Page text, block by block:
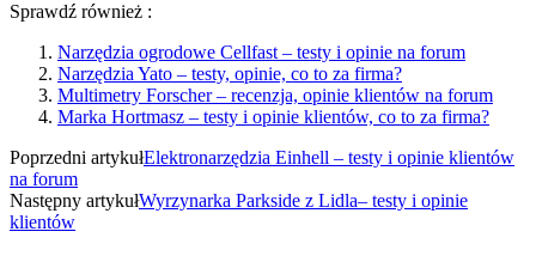
Sprawdź również :
Narzędzia ogrodowe Cellfast – testy i opinie na forum
Narzędzia Yato – testy, opinie, co to za firma?
Multimetry Forscher – recenzja, opinie klientów na forum
Marka Hortmasz – testy i opinie klientów, co to za firma?
Poprzedni artykułElektronarzędzia Einhell – testy i opinie klientów
na forum
Następny artykułWyrzynarka Parkside z Lidla– testy i opinie
klientów